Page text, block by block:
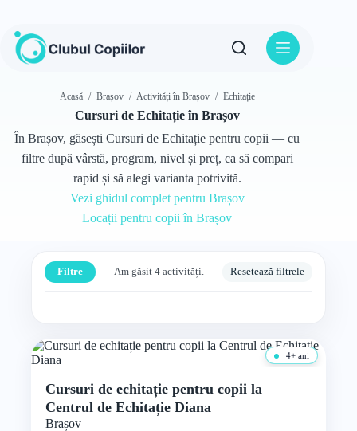
conținut
Acasă / Brașov / Activități în Brașov / Echitație
Cursuri de Echitație în Brașov
În Brașov, găsești Cursuri de Echitație pentru copii — cu
filtre după vârstă, program, nivel și preț, ca să compari
rapid și să alegi varianta potrivită.
Vezi ghidul complet pentru Brașov
Locații pentru copii în Brașov
Filtre Am găsit 4 activități. Resetează filtrele
4+ ani
Cursuri de echitație pentru copii la
Centrul de Echitație Diana
Brașov